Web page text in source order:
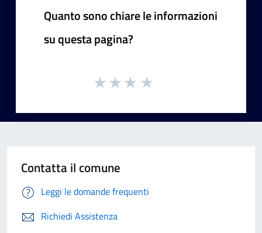
Quanto sono chiare le informazioni
su questa pagina?
Contatta il comune
Leggi le domande frequenti
Richiedi Assistenza